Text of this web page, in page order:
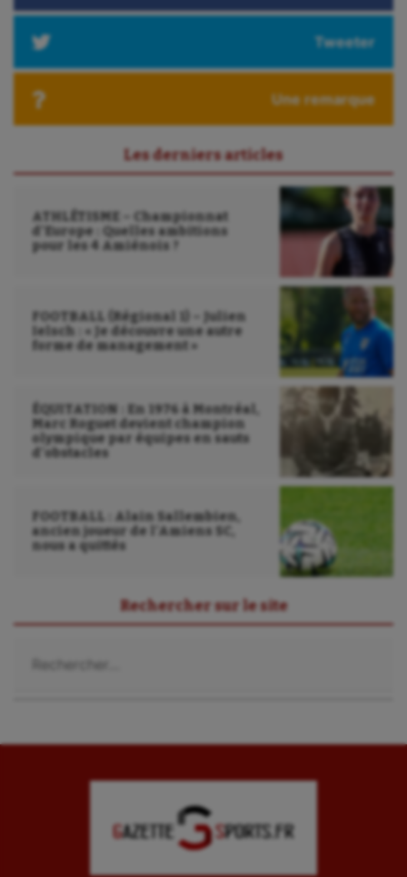
Tweeter
Une remarque
Les derniers articles
ATHLÉTISME – Championnat
d’Europe : Quelles ambitions
pour les 4 Amiénois ?
FOOTBALL (Régional 1) – Julien
Ielsch : « Je découvre une autre
forme de management »
ÉQUITATION : En 1976 à Montréal,
Marc Roguet devient champion
olympique par équipes en sauts
d’obstacles
FOOTBALL : Alain Sallembien,
ancien joueur de l’Amiens SC,
nous a quittés
Rechercher sur le site